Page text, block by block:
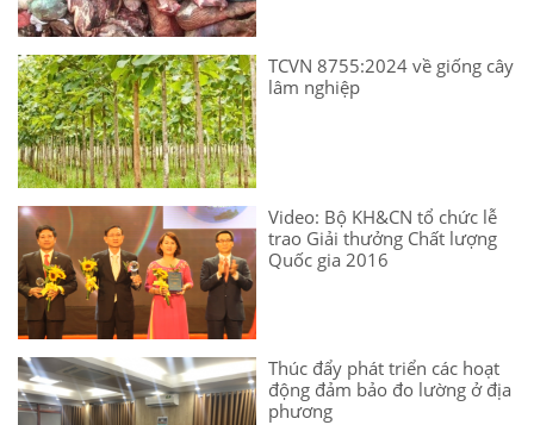
TCVN 8755:2024 về giống cây
lâm nghiệp
Video: Bộ KH&CN tổ chức lễ
trao Giải thưởng Chất lượng
Quốc gia 2016
Thúc đẩy phát triển các hoạt
động đảm bảo đo lường ở địa
phương